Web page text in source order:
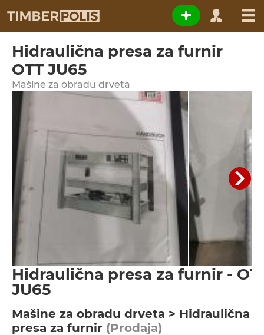
Hidraulična presa za furnir
OTT JU65
Мašine za obradu drveta
Hidraulična presa za furnir -
JU65
Мašine za obradu drveta > Hidraulična
presa za furnir (Prodaja)